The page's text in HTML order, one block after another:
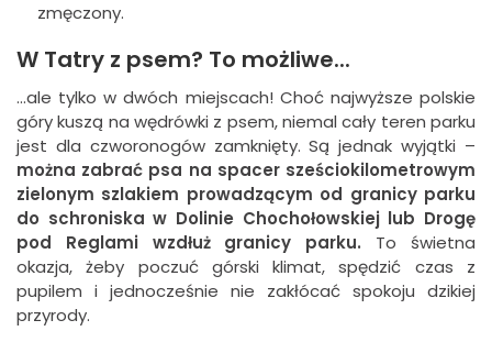
zmęczony.
W Tatry z psem? To możliwe...
...ale tylko w dwóch miejscach! Choć najwyższe polskie
góry kuszą na wędrówki z psem, niemal cały teren parku
jest dla czworonogów zamknięty. Są jednak wyjątki –
można zabrać psa na spacer sześciokilometrowym
zielonym szlakiem prowadzącym od granicy parku
do schroniska w Dolinie Chochołowskiej lub Drogę
pod Reglami wzdłuż granicy parku. To świetna
okazja, żeby poczuć górski klimat, spędzić czas z
pupilem i jednocześnie nie zakłócać spokoju dzikiej
przyrody.